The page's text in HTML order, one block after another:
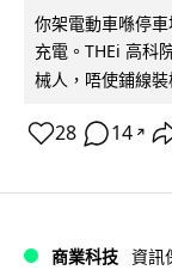
你架電動車喺停
充電。THEi 高科
械人，唔使鋪線裝
28 14 ↗
商業科技 資訊